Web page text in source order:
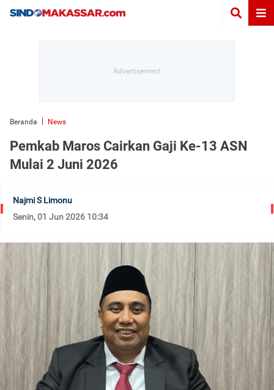
Beranda News
Pemkab Maros Cairkan Gaji Ke-13 ASN
Mulai 2 Juni 2026
Najmi S Limonu
Senin, 01 Jun 2026 10:34